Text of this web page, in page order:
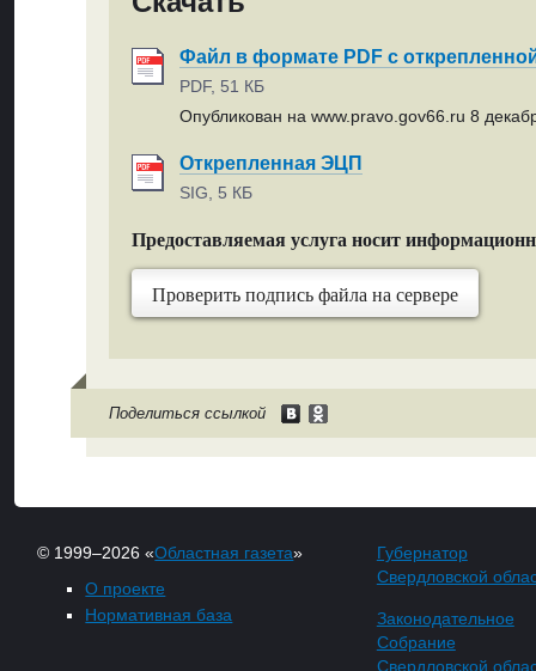
Файл в формате PDF с
PDF, 51 КБ
Опубликован на www.pravo.gov66.ru 8
Открепленная ЭЦП
SIG, 5 КБ
Предоставляемая услуга носит
Проверить подпись файла на сервере
Поделиться ссылкой
© 1999–2026 «Областная газета»
О проекте
Нормативная база
Губернатор
Свердловской
Законодательное
Собрание
Свердловской